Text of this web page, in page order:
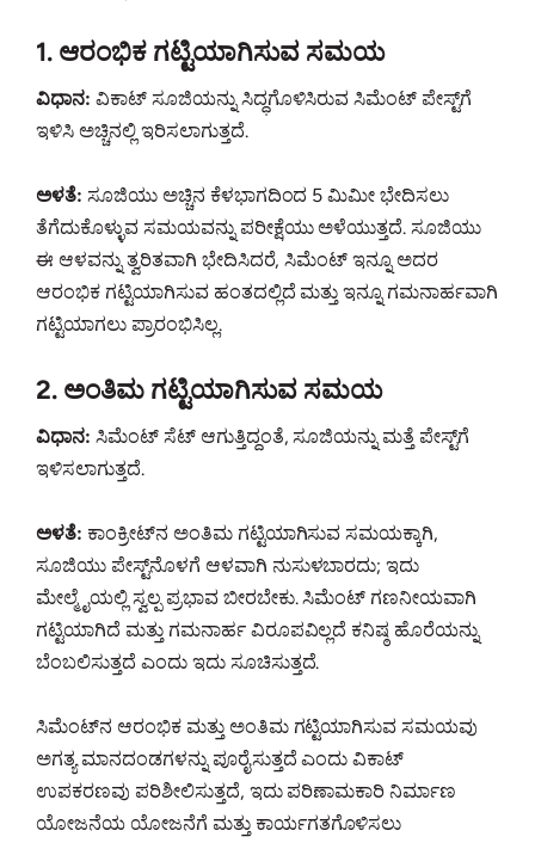
1. ಆರಂಭಿಕ ಗಟ್ಟಿಯಾಗಿಸುವ ಸಮಯ
ವಿಧಾನ: ವಿಕಾಟ್ ಸೂಜಿಯನ್ನು ಸಿದ್ಧಗೊಳಿಸಿರುವ ಸಿಮೆಂಟ್ ಪೇಸ್ಟ್‌ಗೆ
ಇಳಿಸಿ ಅಚ್ಚಿನಲ್ಲಿ ಇರಿಸಲಾಗುತ್ತದೆ.
ಅಳತೆ: ಸೂಜಿಯು ಅಚ್ಚಿನ ಕೆಳಭಾಗದಿಂದ 5 ಮಿಮೀ ಭೇದಿಸಲು
ತೆಗೆದುಕೊಳ್ಳುವ ಸಮಯವನ್ನು ಪರೀಕ್ಷೆಯು ಅಳೆಯುತ್ತದೆ. ಸೂಜಿಯು
ಈ ಆಳವನ್ನು ತ್ವರಿತವಾಗಿ ಭೇದಿಸಿದರೆ, ಸಿಮೆಂಟ್ ಇನ್ನೂ ಅದರ
ಆರಂಭಿಕ ಗಟ್ಟಿಯಾಗಿಸುವ ಹಂತದಲ್ಲಿದೆ ಮತ್ತು ಇನ್ನೂ ಗಮನಾರ್ಹವಾಗಿ
ಗಟ್ಟಿಯಾಗಲು ಪ್ರಾರಂಭಿಸಿಲ್ಲ.
2. ಅಂತಿಮ ಗಟ್ಟಿಯಾಗಿಸುವ ಸಮಯ
ವಿಧಾನ: ಸಿಮೆಂಟ್ ಸೆಟ್ ಆಗುತ್ತಿದ್ದಂತೆ, ಸೂಜಿಯನ್ನು ಮತ್ತೆ ಪೇಸ್ಟ್‌ಗೆ
ಇಳಿಸಲಾಗುತ್ತದೆ.
ಅಳತೆ: ಕಾಂಕ್ರೀಟ್‌ನ ಅಂತಿಮ ಗಟ್ಟಿಯಾಗಿಸುವ ಸಮಯಕ್ಕಾಗಿ,
ಸೂಜಿಯು ಪೇಸ್ಟ್‌ನೊಳಗೆ ಆಳವಾಗಿ ನುಸುಳಬಾರದು; ಇದು
ಮೇಲ್ಮೈಯಲ್ಲಿ ಸ್ವಲ್ಪ ಪ್ರಭಾವ ಬೀರಬೇಕು. ಸಿಮೆಂಟ್ ಗಣನೀಯವಾಗಿ
ಗಟ್ಟಿಯಾಗಿದೆ ಮತ್ತು ಗಮನಾರ್ಹ ವಿರೂಪವಿಲ್ಲದೆ ಕನಿಷ್ಠ ಹೊರೆಯನ್ನು
ಬೆಂಬಲಿಸುತ್ತದೆ ಎಂದು ಇದು ಸೂಚಿಸುತ್ತದೆ.
ಸಿಮೆಂಟ್‌ನ ಆರಂಭಿಕ ಮತ್ತು ಅಂತಿಮ ಗಟ್ಟಿಯಾಗಿಸುವ ಸಮಯವು
ಅಗತ್ಯ ಮಾನದಂಡಗಳನ್ನು ಪೂರೈಸುತ್ತದೆ ಎಂದು ವಿಕಾಟ್
ಉಪಕರಣವು ಪರಿಶೀಲಿಸುತ್ತದೆ, ಇದು ಪರಿಣಾಮಕಾರಿ ನಿರ್ಮಾಣ
ಯೋಜನೆಯ ಯೋಜನೆಗೆ ಮತ್ತು ಕಾರ್ಯಗತಗೊಳಿಸಲು